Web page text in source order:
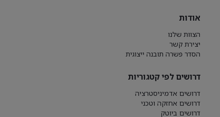
אודות
הצוות שלנו
יצירת קשר
הסדר פשרה תובנה ייצוגית
דרושים לפי קטגוריות
דרושים אדמיניסטרציה
דרושים אחזקה וטכני
דרושים ביוטק